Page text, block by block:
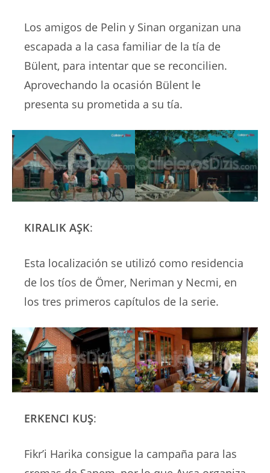
Los amigos de Pelin y Sinan organizan una
escapada a la casa familiar de la tía de
Bülent, para intentar que se reconcilien.
Aprovechando la ocasión Bülent le
presenta su prometida a su tía.
KIRALIK AŞK:
Esta localización se utilizó como residencia
de los tíos de Ömer, Neriman y Necmi, en
los tres primeros capítulos de la serie.
ERKENCI KUŞ:
Fikr’i Harika consigue la campaña para las